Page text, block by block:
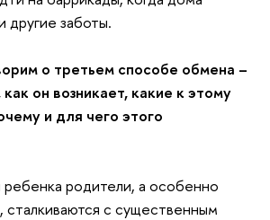
другие заботы.
о третьем способе обмена –
он возникает, какие к этому
и для чего этого
родители, а особенно
с существенным